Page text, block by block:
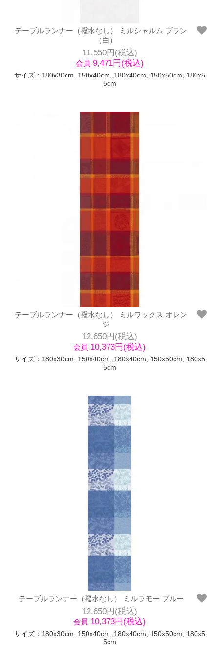
テーブルランナー（撥水なし） ミルシャルム ブラン
（白）
11,550円(税込)
会員 9,471円(税込)
サイズ：180x30cm, 150x40cm, 180x40cm, 150x50cm, 180x5
5cm
テーブルランナー（撥水なし） ミルワックス オレン
ジ
12,650円(税込)
会員 10,373円(税込)
サイズ：180x30cm, 150x40cm, 180x40cm, 150x50cm, 180x5
5cm
テーブルランナー（撥水なし） ミルラモー ブルー
12,650円(税込)
会員 10,373円(税込)
サイズ：180x30cm, 150x40cm, 180x40cm, 150x50cm, 180x5
5cm